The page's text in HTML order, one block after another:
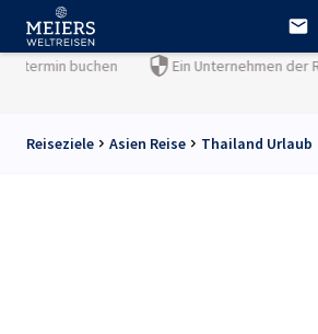
Ein Unternehmen der REWE Group
Reiseziele Asien Reise Thailand Urlaub